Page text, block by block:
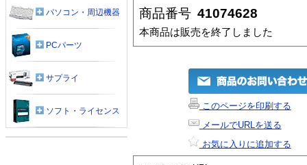
商品番号 41074628
本商品は販売を終了しました
このページを印刷する
メールでURLを送る
お気に入りに追加する
パソコン・周辺機器
PCパーツ
サプライ
ソフト・ライセンス